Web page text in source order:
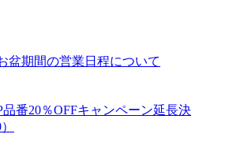
盆期間の営業日程について
品番20％OFFキャンペーン延長決